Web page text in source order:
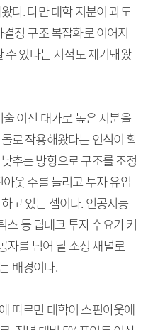
다. 다만 대학 지분이 과도
정 구조 복잡화로 이어지
수 있다는 지적도 제기돼왔
이전 대가로 높은 지분을
로 작용해왔다는 인식이 확
추는 방향으로 구조를 조정
웃 수를 늘리고 투자 유입
고 있는 셈이다. 인공지능
등 딥테크 투자 수요가 커
자를 넘어 딜 소싱 채널로
배경이다.
따르면 대학이 스핀아웃에